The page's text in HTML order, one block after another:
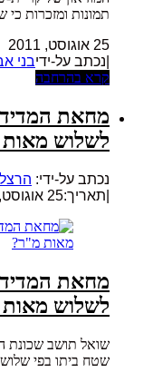
תמונות ומזכרות
25 אוגוסט, 2011
|נכתב על-ידיבני
קרא בהרחבה
מחאת
לשלוש
נכתב על-ידי:
תאריך:25 אוגוסט, 2011
מחאת
לשלוש
שואל תושב שכונת
שטח ביתו בפי